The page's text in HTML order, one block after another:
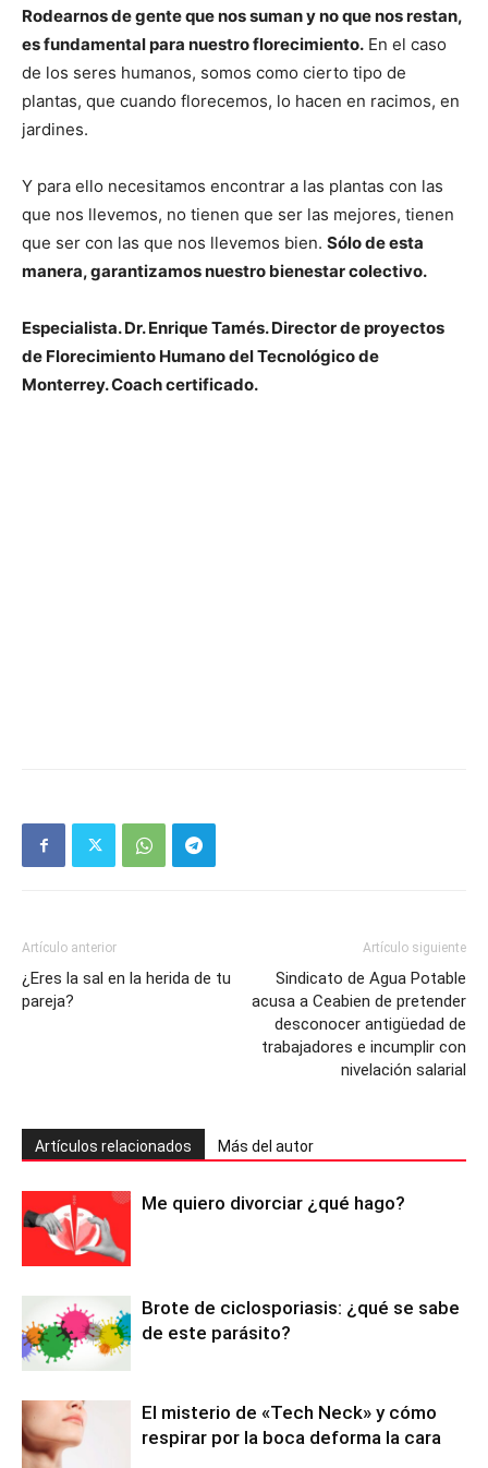
Rodearnos de gente que nos suman y no que nos restan,
es fundamental para nuestro florecimiento. En el caso
de los seres humanos, somos como cierto tipo de
plantas, que cuando florecemos, lo hacen en racimos, en
jardines.
Y para ello necesitamos encontrar a las plantas con las
que nos llevemos, no tienen que ser las mejores, tienen
que ser con las que nos llevemos bien. Sólo de esta
manera, garantizamos nuestro bienestar colectivo.
Especialista. Dr. Enrique Tamés. Director de proyectos
de Florecimiento Humano del Tecnológico de
Monterrey. Coach certificado.
Artículo anterior
¿Eres la sal en la herida de tu
pareja?
Artículo siguiente
Sindicato de Agua Potable
acusa a Ceabien de pretender
desconocer antigüedad de
trabajadores e incumplir con
nivelación salarial
Artículos relacionados Más del autor
Me quiero divorciar ¿qué hago?
Brote de ciclosporiasis: ¿qué se sabe
de este parásito?
El misterio de «Tech Neck» y cómo
respirar por la boca deforma la cara